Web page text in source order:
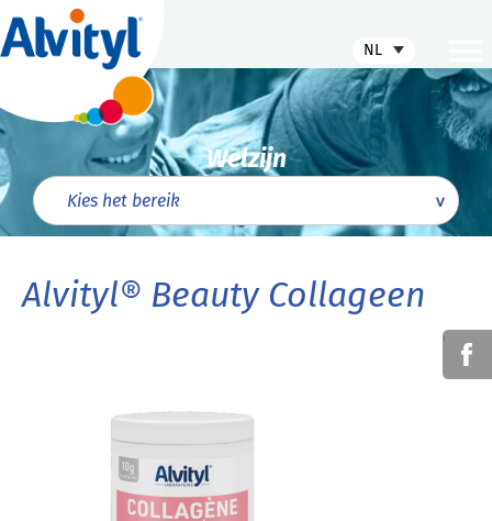
Welzijn
Alvityl® Beauty Collageen
'
NL